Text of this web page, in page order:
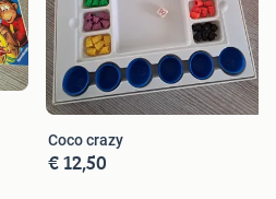
Coco crazy
€ 12,50